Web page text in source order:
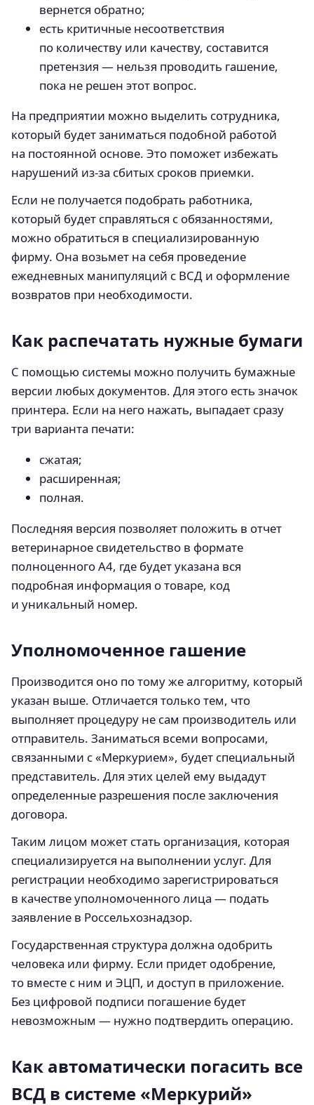
вернется обратно;
есть критичные несоответствия
по количеству или качеству, составится
претензия — нельзя проводить гашение,
пока не решен этот вопрос.
На предприятии можно выделить сотрудника,
который будет заниматься подобной работой
на постоянной основе. Это поможет избежать
нарушений из-за сбитых сроков приемки.
Если не получается подобрать работника,
который будет справляться с обязанностями,
можно обратиться в специализированную
фирму. Она возьмет на себя проведение
ежедневных манипуляций с ВСД и оформление
возвратов при необходимости.
Как распечатать нужные бумаги
С помощью системы можно получить бумажные
версии любых документов. Для этого есть значок
принтера. Если на него нажать, выпадает сразу
три варианта печати:
сжатая;
расширенная;
полная.
Последняя версия позволяет положить в отчет
ветеринарное свидетельство в формате
полноценного А4, где будет указана вся
подробная информация о товаре, код
и уникальный номер.
Уполномоченное гашение
Производится оно по тому же алгоритму, который
указан выше. Отличается только тем, что
выполняет процедуру не сам производитель или
отправитель. Заниматься всеми вопросами,
связанными с «Меркурием», будет специальный
представитель. Для этих целей ему выдадут
определенные разрешения после заключения
договора.
Таким лицом может стать организация, которая
специализируется на выполнении услуг. Для
регистрации необходимо зарегистрироваться
в качестве уполномоченного лица — подать
заявление в Россельхознадзор.
Государственная структура должна одобрить
человека или фирму. Если придет одобрение,
то вместе с ним и ЭЦП, и доступ в приложение.
Без цифровой подписи погашение будет
невозможным — нужно подтвердить операцию.
Как автоматически погасить все
ВСД в системе «Меркурий»